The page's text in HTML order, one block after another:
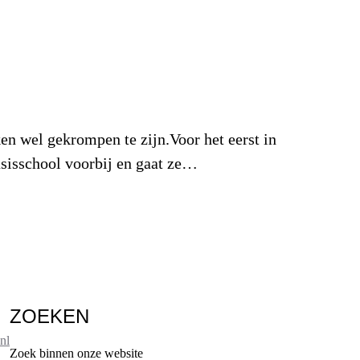
wel gekrompen te zijn.Voor het eerst in
voorbij en gaat ze…
ZOEKEN
Zoek binnen onze website